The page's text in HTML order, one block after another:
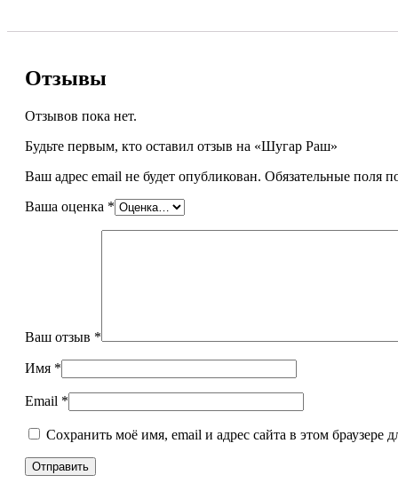
Отзывы
Отзывов пока нет.
Будьте первым, кто оставил отзыв на «Шугар Раш»
Ваш адрес email не будет опубликован. Обязательные поля
Ваша оценка *
Ваш отзыв *
Имя *
Email *
Сохранить моё имя, email и адрес сайта в этом